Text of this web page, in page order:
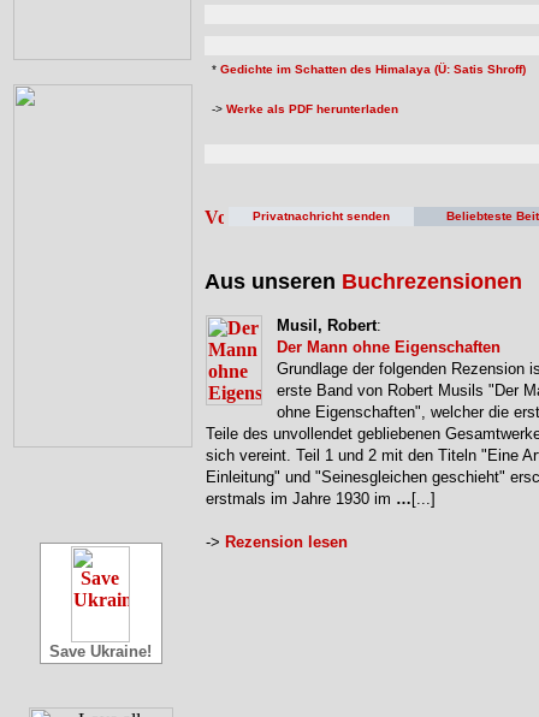
Save Ukraine!
* Gedichte im Schatten des Himalaya (Ü: Satis Shroff)
-> Werke als PDF herunterladen
Privatnachricht senden Beliebteste
Aus unseren Buchrezensionen
Musil, Robert:
Der Mann ohne Eigenschaften
Grundlage der folgenden Rezension
erste Band von Robert Musils "Der
ohne Eigenschaften", welcher die
Teile des unvollendet gebliebenen
sich vereint. Teil 1 und 2 mit den Titeln "Eine
Einleitung" und "Seinesgleichen geschieht"
erstmals im Jahre 1930 im … [...]
-> Rezension lesen